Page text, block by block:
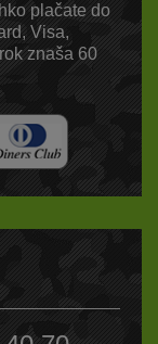
plačate do
Visa,
znaša 60